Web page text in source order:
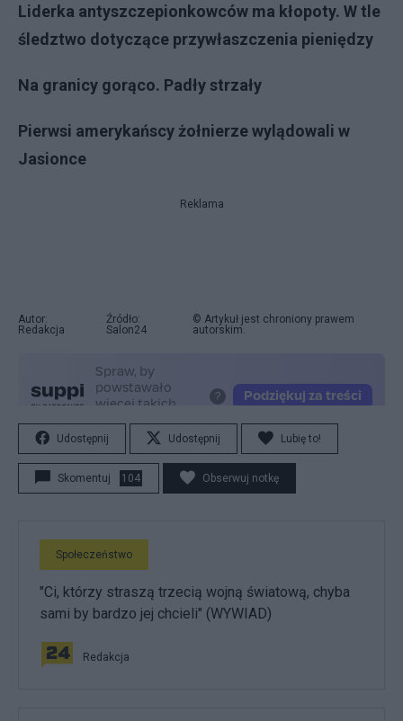
Liderka antyszczepionkowców ma kłopoty. W tle
śledztwo dotyczące przywłaszczenia pieniędzy
Na granicy gorąco. Padły strzały
Pierwsi amerykańscy żołnierze wylądowali w
Jasionce
Reklama
Autor:
Redakcja
Źródło:
Salon24
© Artykuł jest chroniony prawem
autorskim.
Udostępnij Udostępnij Lubię to!
Skomentuj 104 Obserwuj notkę
Społeczeństwo
"Ci, którzy straszą trzecią wojną światową, chyba
sami by bardzo jej chcieli" (WYWIAD)
Redakcja